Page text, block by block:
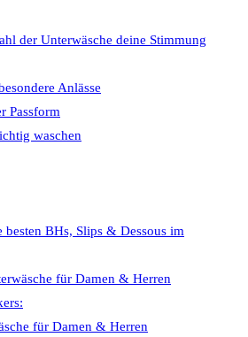
der Unterwäsche deine Stimmung
Anlässe
Passform
waschen
besten BHs, Slips & Dessous im
für Damen & Herren
für Damen & Herren